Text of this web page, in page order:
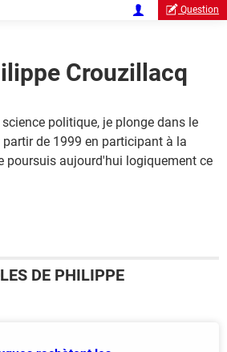
Question
Crouzillacq
politique, je plonge dans le
de 1999 en participant à la
poursuis aujourd'hui logiquement ce
DE PHILIPPE